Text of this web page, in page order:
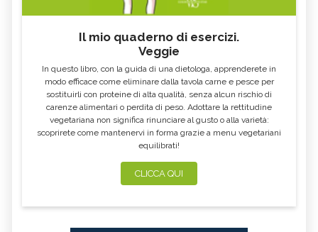
Il mio quaderno di esercizi.
Veggie
In questo libro, con la guida di una dietologa, apprenderete in
modo efficace come eliminare dalla tavola carne e pesce per
sostituirli con proteine di alta qualità, senza alcun rischio di
carenze alimentari o perdita di peso. Adottare la rettitudine
vegetariana non significa rinunciare al gusto o alla varietà:
scoprirete come mantenervi in forma grazie a menu vegetariani
equilibrati!
CLICCA QUI